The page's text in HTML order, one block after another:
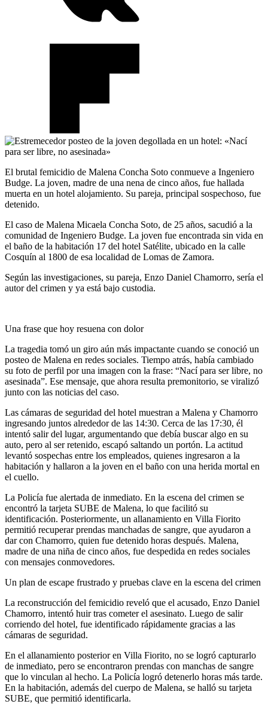
El brutal femicidio de Malena Concha Soto conmueve a Ingeniero
Budge. La joven, madre de una nena de cinco años, fue hallada
muerta en un hotel alojamiento. Su pareja, principal sospechoso, fue
detenido.
El caso de Malena Micaela Concha Soto, de 25 años, sacudió a la
comunidad de Ingeniero Budge. La joven fue encontrada sin vida en
el baño de la habitación 17 del hotel Satélite, ubicado en la calle
Cosquín al 1800 de esa localidad de Lomas de Zamora.
Según las investigaciones, su pareja, Enzo Daniel Chamorro, sería el
autor del crimen y ya está bajo custodia.
Una frase que hoy resuena con dolor
La tragedia tomó un giro aún más impactante cuando se conoció un
posteo de Malena en redes sociales. Tiempo atrás, había cambiado
su foto de perfil por una imagen con la frase: “Nací para ser libre, no
asesinada”. Ese mensaje, que ahora resulta premonitorio, se viralizó
junto con las noticias del caso.
Las cámaras de seguridad del hotel muestran a Malena y Chamorro
ingresando juntos alrededor de las 14:30. Cerca de las 17:30, él
intentó salir del lugar, argumentando que debía buscar algo en su
auto, pero al ser retenido, escapó saltando un portón. La actitud
levantó sospechas entre los empleados, quienes ingresaron a la
habitación y hallaron a la joven en el baño con una herida mortal en
el cuello.
La Policía fue alertada de inmediato. En la escena del crimen se
encontró la tarjeta SUBE de Malena, lo que facilitó su
identificación. Posteriormente, un allanamiento en Villa Fiorito
permitió recuperar prendas manchadas de sangre, que ayudaron a
dar con Chamorro, quien fue detenido horas después. Malena,
madre de una niña de cinco años, fue despedida en redes sociales
con mensajes conmovedores.
Un plan de escape frustrado y pruebas clave en la escena del crimen
La reconstrucción del femicidio reveló que el acusado, Enzo Daniel
Chamorro, intentó huir tras cometer el asesinato. Luego de salir
corriendo del hotel, fue identificado rápidamente gracias a las
cámaras de seguridad.
En el allanamiento posterior en Villa Fiorito, no se logró capturarlo
de inmediato, pero se encontraron prendas con manchas de sangre
que lo vinculan al hecho. La Policía logró detenerlo horas más tarde.
En la habitación, además del cuerpo de Malena, se halló su tarjeta
SUBE, que permitió identificarla.